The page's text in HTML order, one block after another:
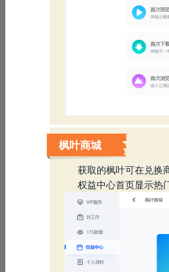
枫叶商城
获取的枫叶可在兑换
权益中心首页显示热